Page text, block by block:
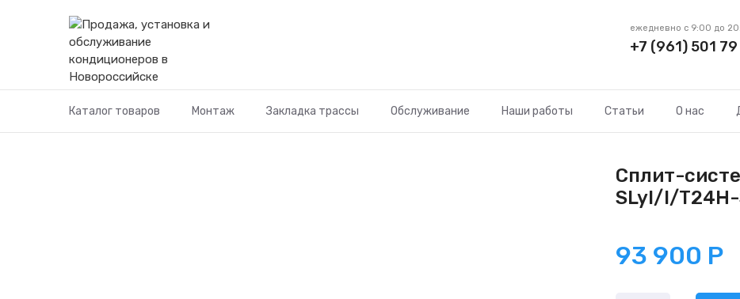
содержимому
ежедневно с 9:00 до
+7 (961) 501
Каталог товаров Монтаж Закладка трассы Обслуживание Наши работы Статьи О нас
Сплит-
SLyI/I/T24H-
93 900 Р